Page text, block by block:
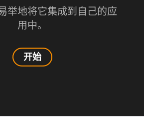
举地将它集成到自己的应
用中。
开始